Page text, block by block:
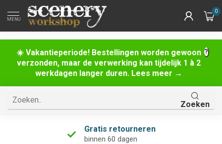
☀️ Vakantieperiode! Bestellingen worden gewoon
verzonden, maar de verwerking kan tijdelijk 1 à 2
werkdagen langer duren. Lees meer →
MENU
0
Zoeken
Gratis retourneren
binnen 60 dagen